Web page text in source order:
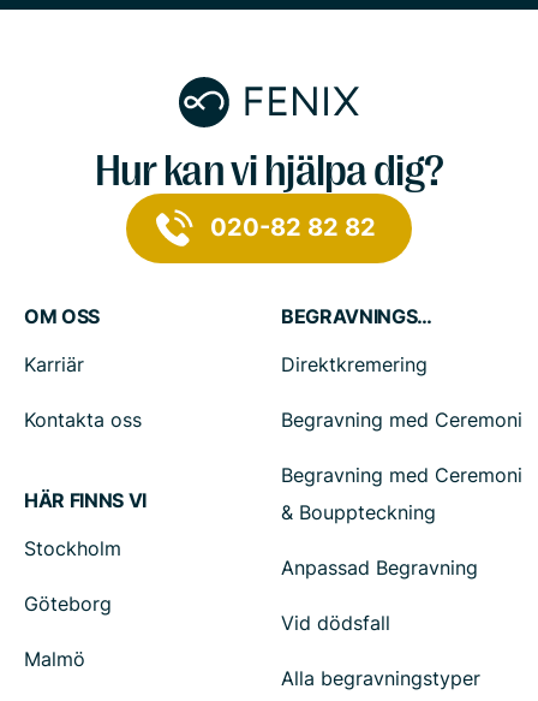
Hur kan vi hjälpa dig?
020-82 82 82
OM OSS
Karriär
Kontakta oss
HÄR FINNS VI
Stockholm
Göteborg
Malmö
BEGRAVNINGSTJÄNSTER
Direktkremering
Begravning med Ceremoni
Begravning med Ceremoni
& Bouppteckning
Anpassad Begravning
Vid dödsfall
Alla begravningstyper